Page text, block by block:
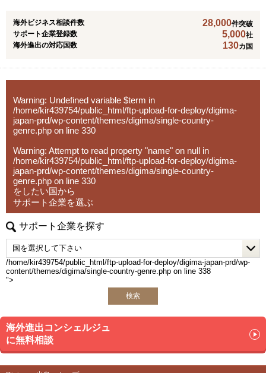
が可能になりました。
海外ビジネス相談件数 28,000件突破
サポート企業登録数
5,000社
海外進出の対応国数
130カ国
Warning: Undefined variable $term in
/home/kir439754/public_html/ftp-upload-for-deploy/digima-
japan-prd/wp-content/themes/digima/single-country-
genre.php on line 330
Warning: Attempt to read property "name" on null in
/home/kir439754/public_html/ftp-upload-for-deploy/digima-
japan-prd/wp-content/themes/digima/single-country-
genre.php on line 330
をしたい国から
サポート企業を選ぶ
サポート企業を探す
/home/kir439754/public_html/ftp-upload-for-deploy/digima-japan-prd/wp-
content/themes/digima/single-country-genre.php on line 338
">
検索
海外進出コンシェルジュ
に無料相談